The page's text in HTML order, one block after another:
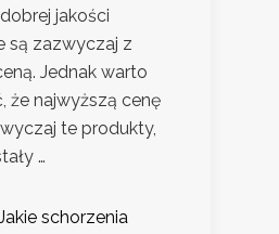
jakości
są zazwyczaj z
Jednak warto
że najwyższą cenę
te produkty,
…
schorzenia